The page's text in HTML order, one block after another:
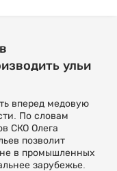
ульи
вперед медовую
По словам
СКО Олега
позволит
в промышленных
зарубежье.